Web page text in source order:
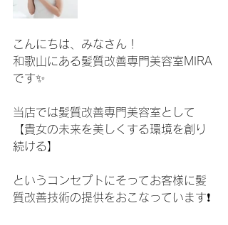
こんにちは、みなさん！
和歌山にある髪質改善専門美容室MIRA
です✨
当店では髪質改善専門美容室として
【貴女の未来を美しくする環境を創り
続ける】
というコンセプトにそってお客様に髪
質改善技術の提供をおこなっています❗️